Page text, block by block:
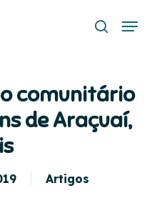
search
Menu
comunitário
de Araçuaí,
Artigos